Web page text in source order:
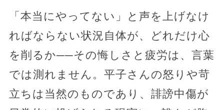
「本当にやってない」と声を上げなけ
ればならない状況自体が、どれだけ心
を削るか──その悔しさと疲労は、言葉
では測れません。平子さんの怒りや苛
立ちは当然のものであり、誹謗中傷が